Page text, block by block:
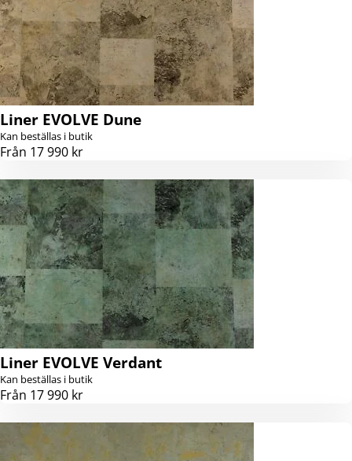
Liner EVOLVE Dune
Kan beställas i butik
Från 17 990 kr
Liner EVOLVE Verdant
Kan beställas i butik
Från 17 990 kr